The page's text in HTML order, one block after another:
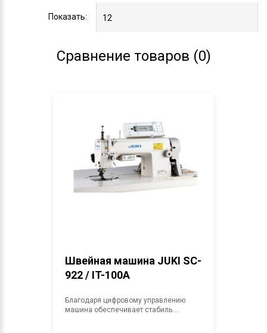
Показать:
Сравнение товаров (0)
Швейная машина JUKI SC-
922 / IT-100A
Благодаря цифровому управлению
машина обеспечивает стабиль...